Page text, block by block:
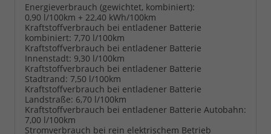
Energieverbrauch (gewichtet, kombiniert):
0,90 l/100km + 22,40 kWh/100km
Kraftstoffverbrauch bei entladener Batterie
kombiniert: 7,70 l/100km
Kraftstoffverbrauch bei entladener Batterie
Innenstadt: 9,30 l/100km
Kraftstoffverbrauch bei entladener Batterie
Stadtrand: 7,50 l/100km
Kraftstoffverbrauch bei entladener Batterie
Landstraße: 6,70 l/100km
Kraftstoffverbrauch bei entladener Batterie Autobahn:
7,00 l/100km
Stromverbrauch bei rein elektrischem Betrieb